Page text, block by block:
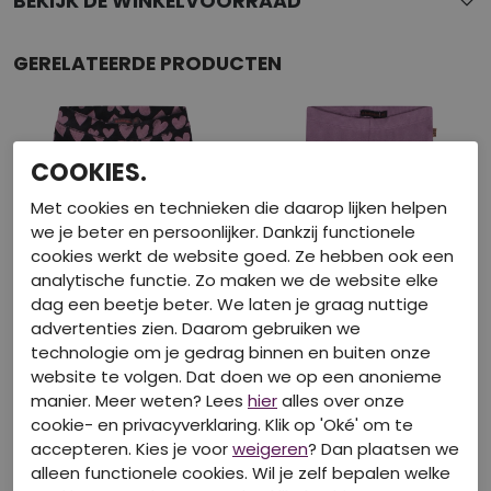
GERELATEERDE PRODUCTEN
BAKKABOE
W20161/3315201 marine
Lange broeken
BAKKABOE
W20194/3315213 violet
Leggings
COOKIES.
Met cookies en technieken die daarop lijken helpen
we je beter en persoonlijker. Dankzij functionele
cookies werkt de website goed. Ze hebben ook een
analytische functie. Zo maken we de website elke
dag een beetje beter. We laten je graag nuttige
advertenties zien. Daarom gebruiken we
technologie om je gedrag binnen en buiten onze
website te volgen. Dat doen we op een anonieme
manier. Meer weten? Lees hieralles over onze
cookie- en privacyverklaring. Klik op 'Oké' om te
accepteren. Kies je voorweigeren? Dan plaatsen we
alleen functionele cookies. Wil je zelf bepalen welke